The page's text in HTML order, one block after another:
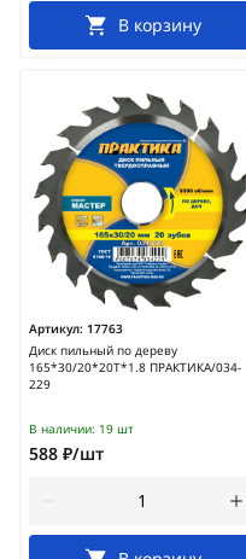
В корзину
Артикул: 17763
Диск пильный по дереву
165*30/20*20Т*1.8 ПРАКТИКА/034-
229
В наличии: 19 шт
588 ₽/шт